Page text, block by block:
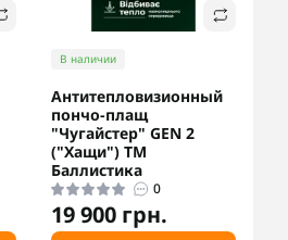
В наличии
Антитепловизионный
пончо-плащ
"Чугайстер" GEN 2
("Хащи") ТМ
Баллистика
0
19 900 грн.